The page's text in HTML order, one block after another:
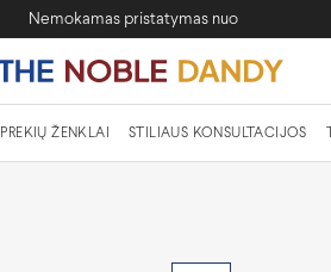
Nemokamas pristatymas nuo
PREKIŲ ŽENKLAI STILIAUS KONSULTACIJOS